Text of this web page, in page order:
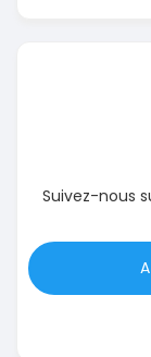
Suivez-nous